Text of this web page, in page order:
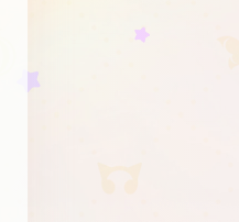
Anime